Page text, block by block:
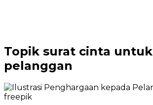
Topik surat cinta untuk
pelanggan